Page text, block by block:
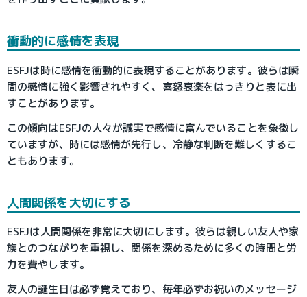
衝動的に感情を表現
ESFJは時に感情を衝動的に表現することがあります。彼らは瞬
間の感情に強く影響されやすく、喜怒哀楽をはっきりと表に出
すことがあります。
この傾向はESFJの人々が誠実で感情に富んでいることを象徴し
ていますが、時には感情が先行し、冷静な判断を難しくするこ
ともあります。
人間関係を大切にする
ESFJは人間関係を非常に大切にします。彼らは親しい友人や家
族とのつながりを重視し、関係を深めるために多くの時間と労
力を費やします。
友人の誕生日は必ず覚えており、毎年必ずお祝いのメッセージ